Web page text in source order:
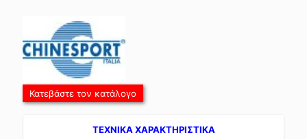
Κατεβάστε τον κατάλογο
TEXNIKA ΧΑΡΑΚΤΗΡΙΣΤΙΚΑ